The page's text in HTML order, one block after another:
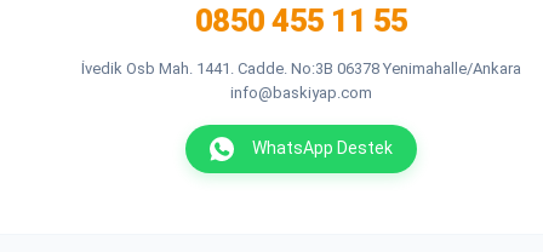
0850 455 11 55
İvedik Osb Mah. 1441. Cadde. No:3B 06378 Yenimahalle/Ankara
info@baskiyap.com
WhatsApp Destek